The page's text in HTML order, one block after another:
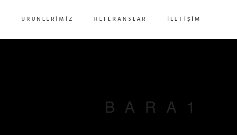
ÜRÜNLERIMIZ REFERANSLAR İLETIŞIM
BARA1